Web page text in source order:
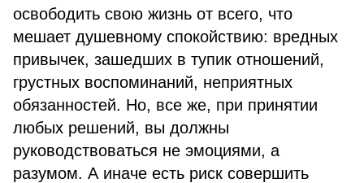
освободить свою жизнь от всего, что
мешает душевному спокойствию: вредных
привычек, зашедших в тупик отношений,
грустных воспоминаний, неприятных
обязанностей. Но, все же, при принятии
любых решений, вы должны
руководствоваться не эмоциями, а
разумом. А иначе есть риск совершить